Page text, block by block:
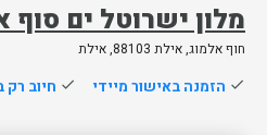
מלון ישרוטל ים סוף
חוף אלמוג, אילת 88103, אילת
done הזמנה באישור מיידי done חיוב רק
שלח